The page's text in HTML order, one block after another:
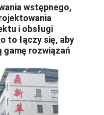
wstępnego,
i obsługi
to łączy się, aby
gamę rozwiązań